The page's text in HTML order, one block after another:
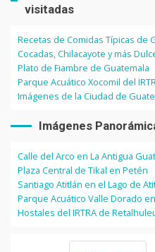
visitadas
Recetas de Comidas Típicas de
Cocadas, Chilacayote y más
Plato de Fiambre de Guatemala
Parque Acuático Xocomil del
Imágenes de la Ciudad de
Imágenes
Calle del Arco en La Antigua
Plaza Central de Tikal en Petén
Santiago Atitlán en el Lago de
Parque Acuático Valle Dorado
Hostales del IRTRA de